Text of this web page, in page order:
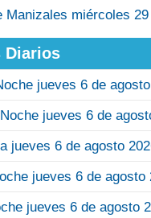
Manizales miércoles
Diarios
jueves 6 de
jueves 6 de
jueves 6 de agosto
jueves 6 de agosto
jueves 6 de agosto